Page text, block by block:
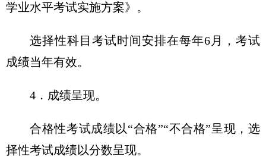
学业水平考试实施方案》。
选择性科目考试时间安排在每年6月，考试
成绩当年有效。
4．成绩呈现。
合格性考试成绩以“合格”“不合格”呈现，选
择性考试成绩以分数呈现。